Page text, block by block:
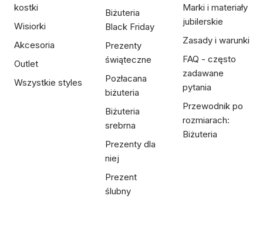
kostki
Wisiorki
Akcesoria
Outlet
Wszystkie styles
Biżuteria
Black Friday
Prezenty
świąteczne
Pozłacana
biżuteria
Biżuteria
srebrna
Prezenty dla
niej
Prezent
ślubny
Marki i materiały
jubilerskie
Zasady i warunki
FAQ - często
zadawane
pytania
Przewodnik po
rozmiarach:
Biżuteria